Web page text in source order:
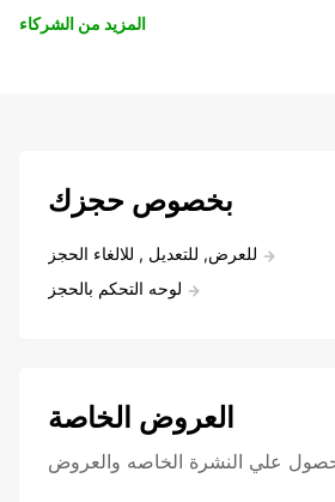
المزيد من الشركاء
بخصوص حجزك
للعرض, للتعديل , للالغاء الحجز
لوحه التحكم بالحجز
العروض الخاصة
علي النشرة الخاصه والعروض